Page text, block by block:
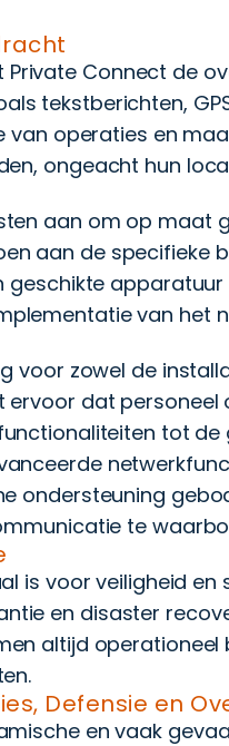
Connect de
tekstberichten,
operaties en
ongeacht hun
aan om op maat
aan de specifieke
geschikte
van het
voor zowel de
ervoor dat
tot de
ondersteuning
te
is voor veiligheid en
en disaster
altijd operationeel
Defensie en
en vaak